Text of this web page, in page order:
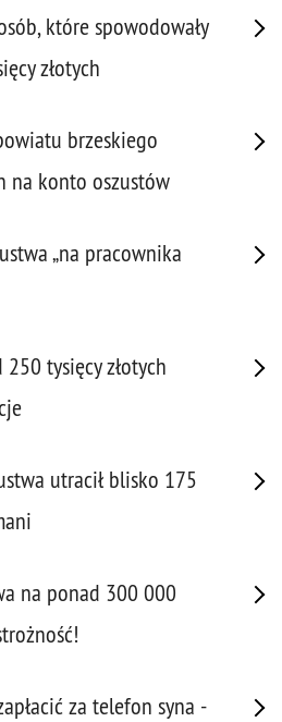
które spowodowały
złotych
brzeskiego
na konto oszustów
„na pracownika
tysięcy złotych
utracił blisko 175
na ponad 300 000
za telefon syna -